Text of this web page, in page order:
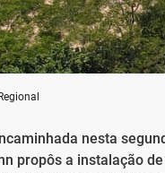
nesta
propôs a instalação